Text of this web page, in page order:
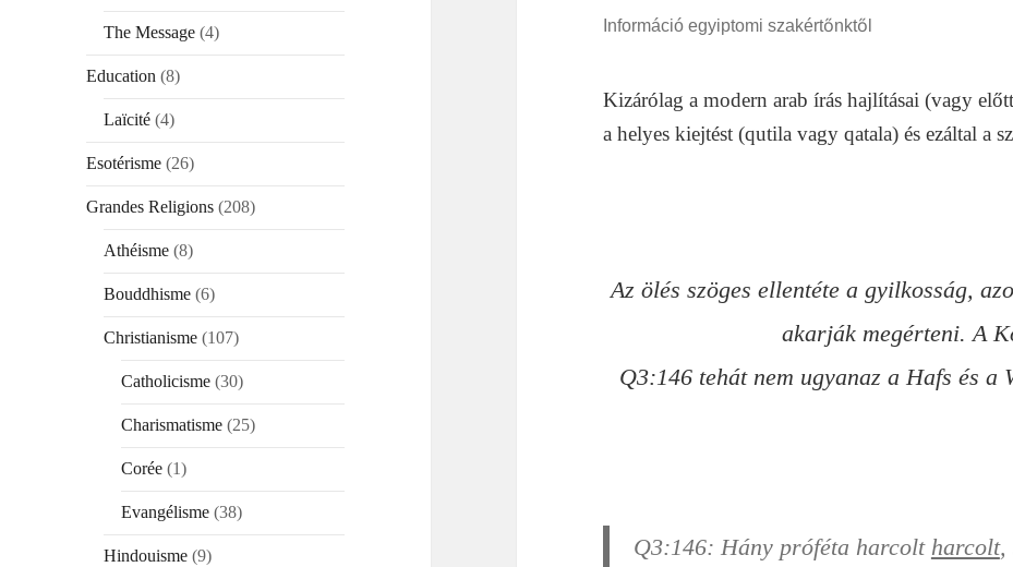
The Message (4)
Education (8)
Laïcité (4)
Esotérisme (26)
Grandes Religions (208)
Athéisme (8)
Bouddhisme (6)
Christianisme (107)
Catholicisme (30)
Charismatisme (25)
Corée (1)
Evangélisme (38)
Hindouisme (9)
Információ egyiptomi szakértőnktől
Kizárólag a modern arab írás hajlításai (vagy
a helyes kiejtést (qutila vagy qatala) és ezáltal a
Az ölés szöges ellentéte a gyilkosság,
akarjákmegérteni.A
Q3:146 tehát nem ugyanaz a Hafs és a
Q3:146: Hány próféta harcolt harcolt,